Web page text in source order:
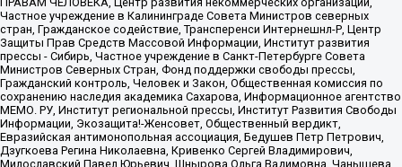
Частное учреждение в Калининграде Совета Министров северных
стран, Гражданское содействие, Трансперенси Интернешнл-Р, Центр
Защиты Прав Средств Массовой Информации, Институт развития
прессы - Сибирь, Частное учреждение в Санкт-Петербурге Совета
Министров Северных Стран, Фонд поддержки свободы прессы,
Гражданский контроль, Человек и Закон, Общественная комиссия по
сохранению наследия академика Сахарова, Информационное агентство
МЕМО. РУ, Институт региональной прессы, Институт Развития Свободы
Информации, Экозащита!-Женсовет, Общественный вердикт,
Евразийская антимонопольная ассоциация, Бедушев Петр Петрович,
Дзугкоева Регина Николаевна, Кривенко Сергей Владимирович,
Милославский Павел Юрьевич, Шнырова Ольга Вадимовна, Чанышева